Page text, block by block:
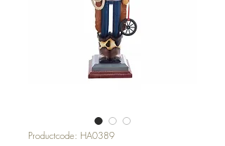
Productcode: HA0389